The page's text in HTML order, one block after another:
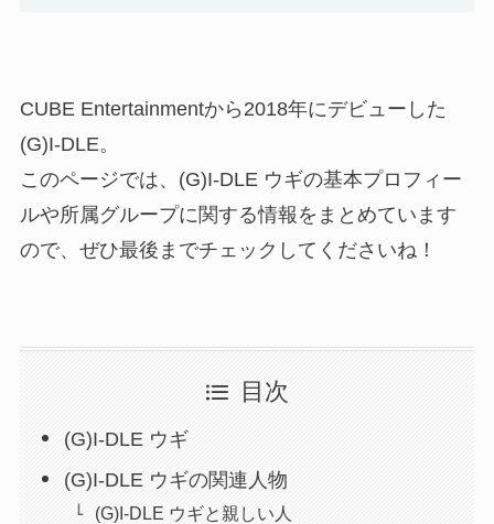
CUBE Entertainmentから2018年にデビューした
(G)I-DLE。
このページでは、(G)I-DLE ウギの基本プロフィー
ルや所属グループに関する情報をまとめています
ので、ぜひ最後までチェックしてくださいね！
目次
(G)I-DLE ウギ
(G)I-DLE ウギの関連人物
(G)I-DLE ウギと親しい人